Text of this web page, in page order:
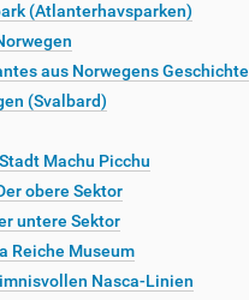
(Atlanterhavsparken)
aus Norwegens Geschichte
(Svalbard)
Machu Picchu
obere Sektor
untere Sektor
Reiche Museum
Nasca-Linien